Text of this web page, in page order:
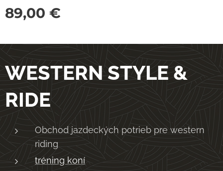
89,00 €
WESTERN STYLE &
RIDE
Obchod jazdeckých potrieb pre western
riding
tréning koní